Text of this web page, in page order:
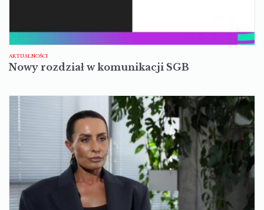
AKTUALNOŚCI
Nowy rozdział w komunikacji SGB